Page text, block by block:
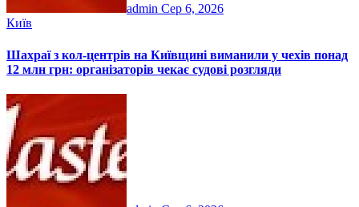
admin Сер 6, 2026
Київ
Шахраї з кол-центрів на Київщині виманили у чехів понад
12 млн грн: організаторів чекає судові розгляди